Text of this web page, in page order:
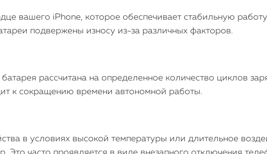
вашего iPhone, которое обеспечивает стабильную
подвержены износу из-за различных факторов.
рассчитана на определенное количество циклов
к сокращению времени автономной работы.
в условиях высокой температуры или длительное